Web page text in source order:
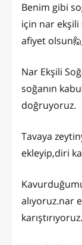
Benim gibi
için nar ekşili
afiyet olsun🙋
Nar Ekşili
soğanın
doğruyoruz.
Tavaya
ekleyip,diri
alıyoruz.nar